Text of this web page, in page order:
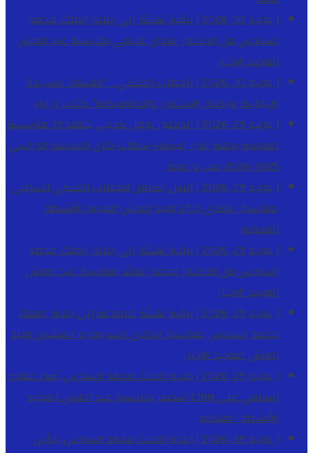
[ يوليو 30, 2026 ]
برقية تهنئة الى جلالة الملك محمد
السادس من الدكتور رضوان غنيمي بمناسبة عيد العرش
المجيدالاخبار
[ يوليو 30, 2026 ]
الخطاب الملكي .. “فلسفة السيادة
الإيجابية وجدلية الاستقرار والديناميكية”كتاب و اراء
[ يوليو 29, 2026 ]
الدكتور نوفل كديلي يتفقد 39 مؤسسة
تعليمية بجهة الدار البيضاء-سطات خلال الموسم الدراسي
2025-2026
طب و صحة
[ يوليو 29, 2026 ]
النص الكامل للخطاب الملكي السامي
بمناسبة الذكرى الـ27 لعيد العرش المجيد
الأنشطة
الملكية
[ يوليو 29, 2026 ]
برقية تهنئة الى جلالة الملك محمد
السادس من الدكتور محمد الفائد بمناسبة عيد العرش
المجيدالاخبار
[ يوليو 29, 2026 ]
برقية تهنئة مرفوعة إلى جلالة الملك
محمد السادس بمناسبة الذكرى السابعة و العشرين لعيد
العرش المجيدالاخبار
[ يوليو 29, 2026 ]
جلالة الملك محمد السادس يصدر عفوه
السامي على 1788 شخصا بمناسبة عيد العرش المجيد
الأنشطة الملكية
[ يوليو 29, 2026 ]
جلالة الملك محمد السادس يترأس